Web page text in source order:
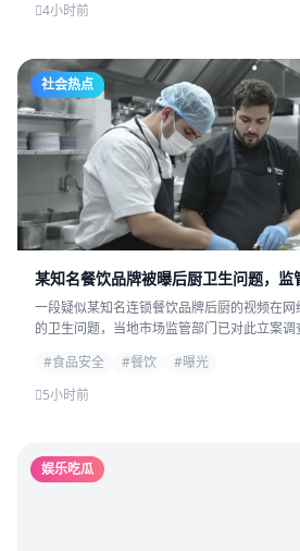
4小时前
社会热点
某知名餐饮品牌被曝后厨卫生问题，监
一段疑似某知名连锁餐饮品牌后厨的视频在
的卫生问题，当地市场监管部门已对此立案调
#食品安全
#餐饮
#曝光
5小时前
娱乐吃瓜